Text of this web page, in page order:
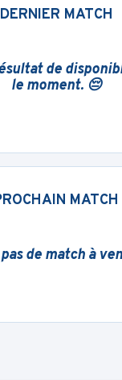
DERNIER MATCH
de
le moment. 😔
MATCH
de match à